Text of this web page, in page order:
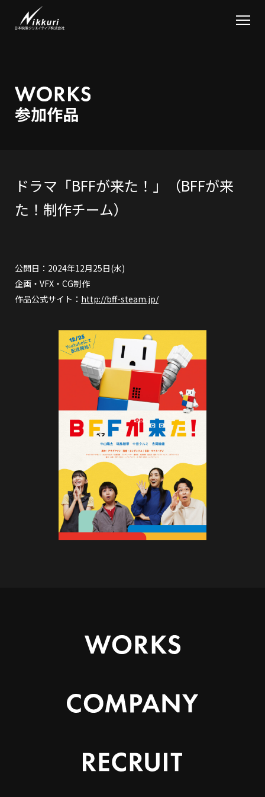
ドラマ「BFFが来た！」（BFFが来
た！制作チーム）
公開日：2024年12月25日(水)
企画・VFX・CG制作
作品公式サイト： http://bff-steam.jp/